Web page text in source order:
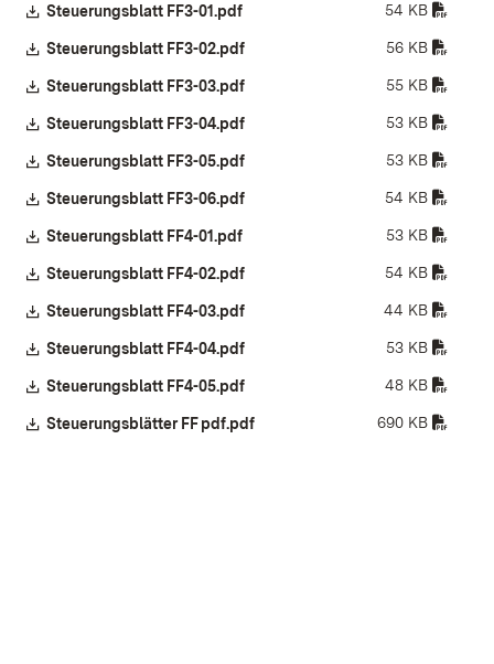
Download:
Steuerungsblatt FF3-01.pdf(Öffnet in neuem Fenster)
54 KB
Download:
Steuerungsblatt FF3-02.pdf(Öffnet in neuem Fenster)
56 KB
Download:
Steuerungsblatt FF3-03.pdf(Öffnet in neuem Fenster)
55 KB
Download:
Steuerungsblatt FF3-04.pdf(Öffnet in neuem Fenster)
53 KB
Download:
Steuerungsblatt FF3-05.pdf(Öffnet in neuem Fenster)
53 KB
Download:
Steuerungsblatt FF3-06.pdf(Öffnet in neuem Fenster)
54 KB
Download:
Steuerungsblatt FF4-01.pdf(Öffnet in neuem Fenster)
53 KB
Download:
Steuerungsblatt FF4-02.pdf(Öffnet in neuem Fenster)
54 KB
Download:
Steuerungsblatt FF4-03.pdf(Öffnet in neuem Fenster)
44 KB
Download:
Steuerungsblatt FF4-04.pdf(Öffnet in neuem Fenster)
53 KB
Download:
Steuerungsblatt FF4-05.pdf(Öffnet in neuem Fenster)
48 KB
Download:
Steuerungsblätter FF pdf.pdf(Öffnet in neuem Fenster)
690 KB